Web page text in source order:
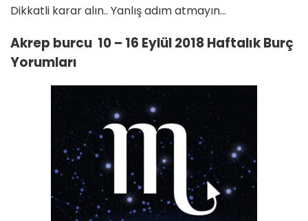
Dikkatli karar alın.. Yanlış adım atmayın…
Akrep burcu 10 – 16 Eylül 2018 Haftalık Burç
Yorumları